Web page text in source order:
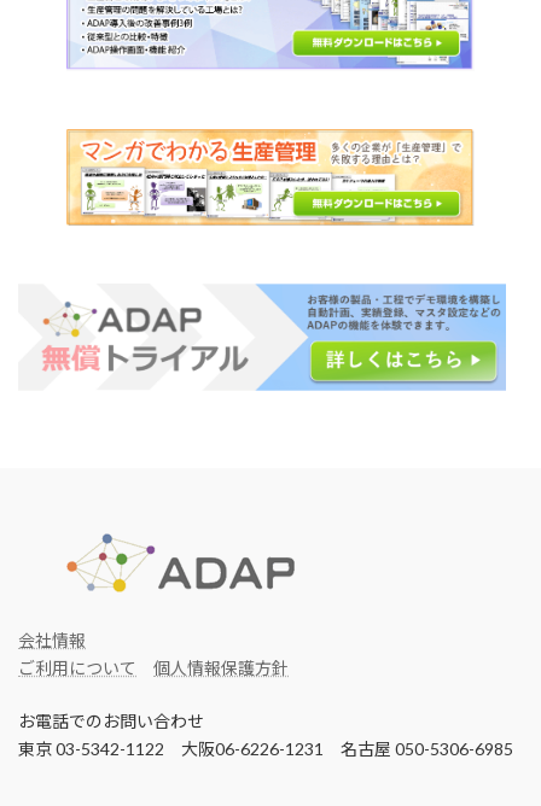
会社情報
ご利用について
個人情報保護方針
お電話でのお問い合わせ
東京 03-5342-1122 大阪06-6226-1231 名古屋 050-5306-6985